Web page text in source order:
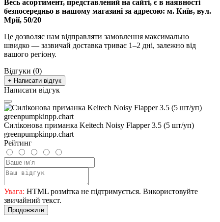
Весь асортимент, представлений на сайті, є в наявності
безпосередньо в нашому магазині за адресою: м. Київ, вул.
Мрії, 50/20
Це дозволяє нам відправляти замовлення максимально
швидко — зазвичай доставка триває 1–2 дні, залежно від
вашого регіону.
Відгуки (0)
+ Написати відгук
Написати відгук
Силіконова приманка Keitech Noisy Flapper 3.5 (5 шт/уп)
greenpumpkinpp.chart
Рейтинг
Увага: HTML розмітка не підтримується. Використовуйте
звичайний текст.
Продовжити